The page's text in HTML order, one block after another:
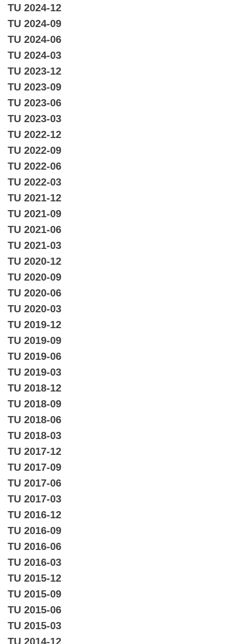
TU 2024-12
TU 2024-09
TU 2024-06
TU 2024-03
TU 2023-12
TU 2023-09
TU 2023-06
TU 2023-03
TU 2022-12
TU 2022-09
TU 2022-06
TU 2022-03
TU 2021-12
TU 2021-09
TU 2021-06
TU 2021-03
TU 2020-12
TU 2020-09
TU 2020-06
TU 2020-03
TU 2019-12
TU 2019-09
TU 2019-06
TU 2019-03
TU 2018-12
TU 2018-09
TU 2018-06
TU 2018-03
TU 2017-12
TU 2017-09
TU 2017-06
TU 2017-03
TU 2016-12
TU 2016-09
TU 2016-06
TU 2016-03
TU 2015-12
TU 2015-09
TU 2015-06
TU 2015-03
TU 2014-12